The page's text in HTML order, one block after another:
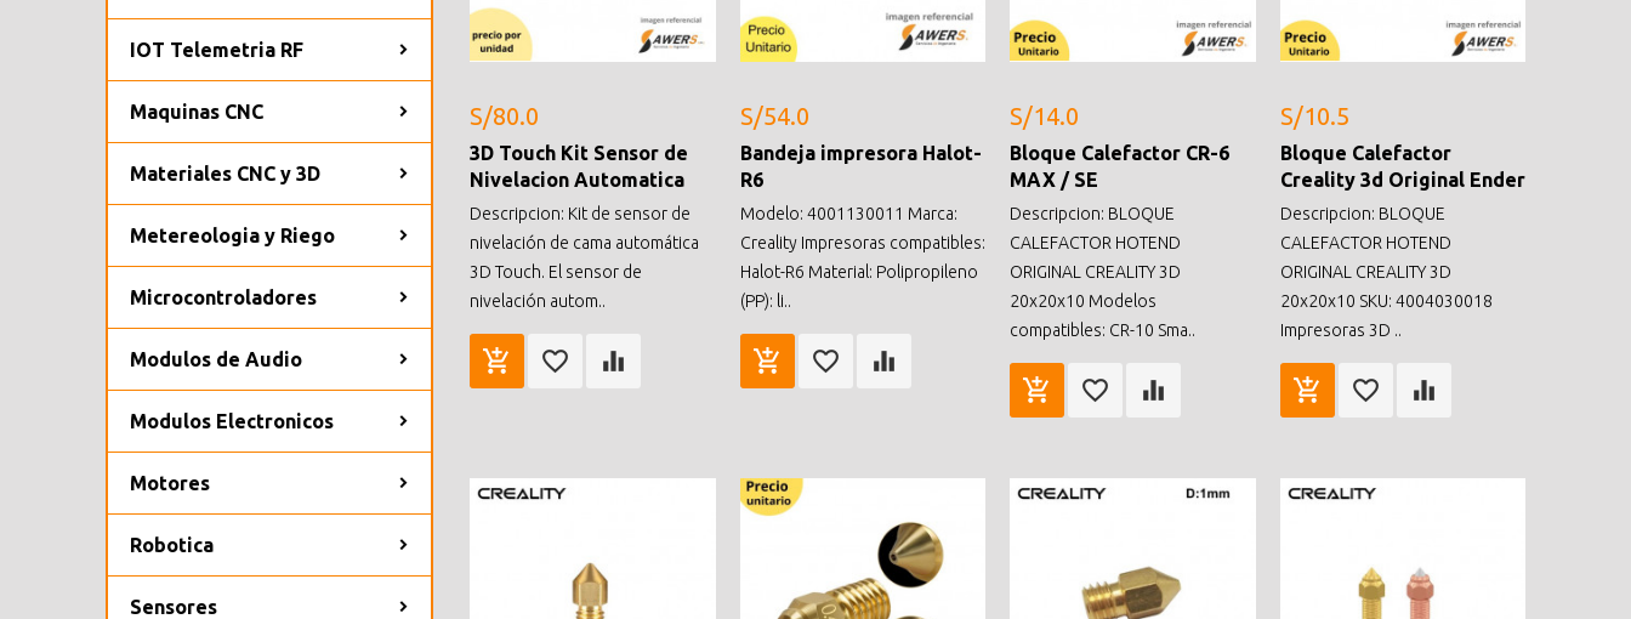
IOT Telemetria RF
Maquinas CNC
Materiales CNC y 3D
Metereologia y Riego
Microcontroladores
Modulos de Audio
Modulos Electronicos
Motores
Robotica
Sensores
S/80.0
3D Touch Kit Sensor de
Nivelacion Automatica
Descripcion: Kit de sensor de
nivelación de cama automática
3D Touch. El sensor de
nivelación autom..
S/54.0
Bandeja impresora Halot-
R6
Modelo: 4001130011 Marca:
Creality Impresoras compatibles:
Halot-R6 Material: Polipropileno
(PP): li..
S/14.0
Bloque Calefactor CR-6
MAX / SE
Descripcion: BLOQUE
CALEFACTOR HOTEND
ORIGINAL CREALITY 3D
20x20x10 Modelos
compatibles: CR-10 Sma..
S/10.5
Bloque Calefactor
Creality 3d Original Ender
Descripcion: BLOQUE
CALEFACTOR HOTEND
ORIGINAL CREALITY 3D
20x20x10 SKU: 4004030018
Impresoras 3D ..